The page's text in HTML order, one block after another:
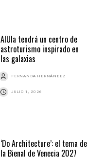
AlUla tendrá un centro de
astroturismo inspirado en
las galaxias
FERNANDA HERNÁNDEZ
JULIO 1, 2026
‘Do Architecture’: el tema de
la Bienal de Venecia 2027